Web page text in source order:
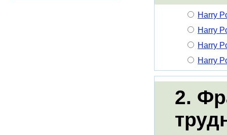
Harry
Harry
Harry
Harry
2.